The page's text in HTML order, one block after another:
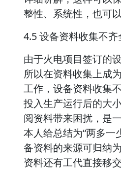
整性、系统性，也可
4.5 设备资料收集不齐
由于火电项目签订的
所以在资料收集上成
工作，设备资料收集
投入生产运行后的大
阅资料带来困扰，是
本人给总结为“两多一
备资料的来源可归纳
资料还有工代直接移